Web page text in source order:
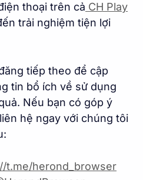
thoại trên cả CH Play
trải nghiệm tiện lợi
tiếp theo để cập
tin bổ ích về sử dụng
Nếu bạn có góp ý
hệ ngay với chúng tôi
t.me/herond_browser